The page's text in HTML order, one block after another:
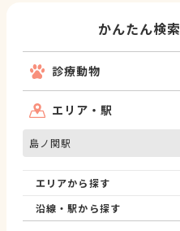
かんたん検索
診療動物
エリア・駅
島ノ関駅
エリアから探す
沿線・駅から探す